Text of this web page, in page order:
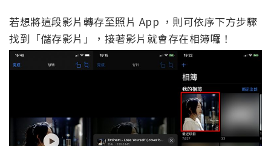
若想將這段影片轉存至照片 App ，則可依序下方步驟
找到「儲存影片」，接著影片就會存在相簿囉！